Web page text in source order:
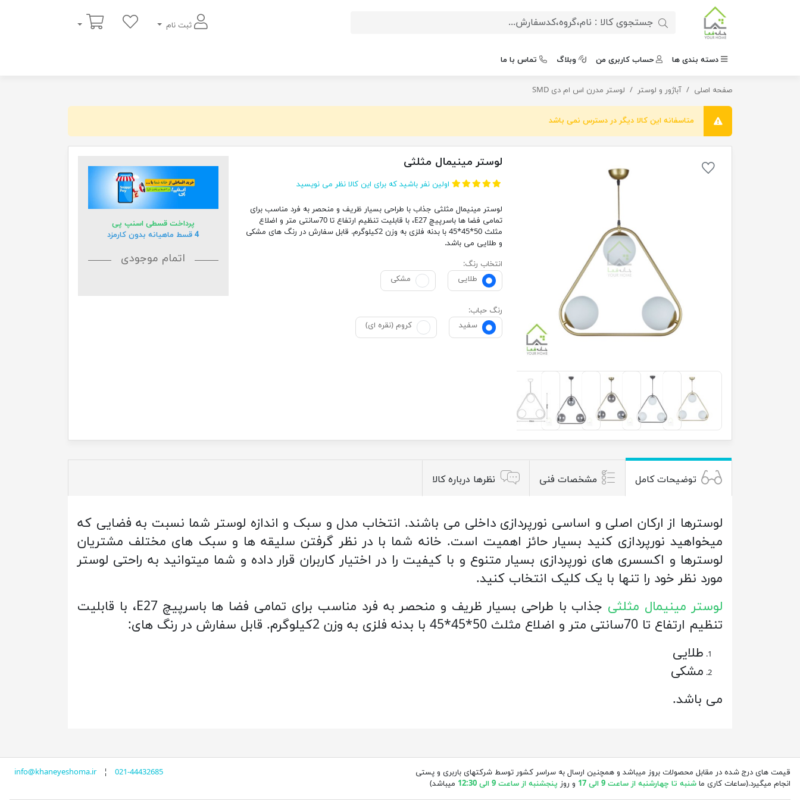
ثبت نام
سبد خرید
دسته بندی ها حساب کاربری من وبلاگ تماس با ما
صفحه اصلی آباژور و لوستر لوستر مدرن اس ام دی SMD لوستر مینیمال مثلثی
متاسفانه این کالا دیگر در دسترس نمی باشد
لوستر مینیمال مثلثی
اولین نفر باشید که برای این کالا نظر می نویسید
لوستر مینیمال مثلثی جذاب با طراحی بسیار ظریف و منحصر به فرد مناسب برای
تمامی فضا ها باسرپیچ E27، با قابلیت تنظیم ارتفاع تا 70سانتی متر و اضلاع
مثلث 50*45*45 با بدنه فلزی به وزن 2کیلوگرم. قابل سفارش در رنگ های مشکی
و طلایی می باشد.
انتخاب رنگ:
طلایی
مشکی
رنگ حباب:
سفید
کروم (نقره ای)
پرداخت قسطی اسنپ پی
4 قسط ماهیانه بدون کارمزد
اتمام موجودی
توضیحات کامل مشخصات فنی نظرها درباره کالا
لوسترها از ارکان اصلی و اساسی نورپردازی داخلی می باشند. انتخاب مدل و سبک و اندازه لوستر شما نسبت به فضایی که
میخواهید نورپردازی کنید بسیار حائز اهمیت است. خانه شما با در نظر گرفتن سلیقه ها و سبک های مختلف مشتریان
لوسترها و اکسسری های نورپردازی بسیار متنوع و با کیفیت را در اختیار کاربران قرار داده و شما میتوانید به راحتی لوستر
مورد نظر خود را تنها با یک کلیک انتخاب کنید.
لوستر مینیمال مثلثی
جذاب با طراحی بسیار ظریف و منحصر به فرد مناسب برای تمامی فضا ها باسرپیچ E27، با قابلیت
تنظیم ارتفاع تا 70سانتی متر و اضلاع مثلث 50*45*45 با بدنه فلزی به وزن 2کیلوگرم. قابل سفارش در رنگ های:
طلایی
مشکی
می باشد.
قیمت های درج شده در مقابل محصولات بروز میباشد و همچنین ارسال به سراسر کشور توسط شرکتهای باربری و پستی
انجام میگیرد.(ساعات کاری ما شنبه تا چهارشنبه از ساعت 9 الی 17 و روز پنجشنبه از ساعت 9 الی 12:30 میباشد)
info@khaneyeshoma.ir¦ 021-44432685